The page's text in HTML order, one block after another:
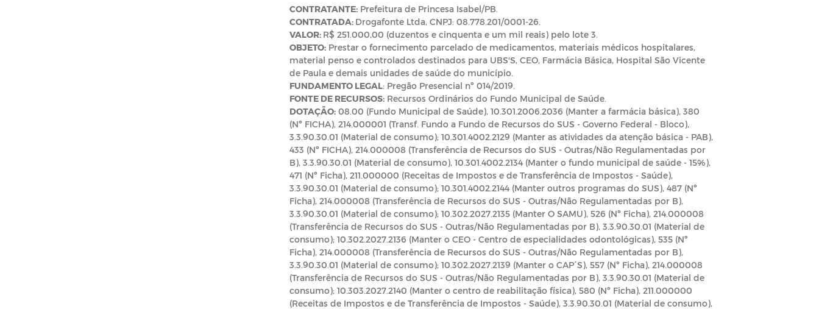
CONTRATANTE:Prefeitura de Princesa Isabel/PB.
CONTRATADA: Drogafonte Ltda, CNPJ: 08.778.201/0001-26.
VALOR: R$ 251.000,00 (duzentos e cinquenta e um mil reais) pelo lote 3.
OBJETO:Prestar o fornecimento parcelado de medicamentos, materiais médicos hospitalares,
material penso e controlados destinados para UBS'S, CEO, Farmácia Básica, Hospital São Vicente
de Paula e demais unidades de saúde do município.
FUNDAMENTO LEGAL: Pregão Presencial nº 014/2019.
FONTE DE RECURSOS:Recursos Ordinários do Fundo Municipal de Saúde.
DOTAÇÃO:08.00 (Fundo Municipal de Saúde), 10.301.2006.2036 (Manter a farmácia básica), 380
(Nº FICHA), 214.000001 (Transf. Fundo a Fundo de Recursos do SUS - Governo Federal - Bloco),
3.3.90.30.01 (Material de consumo); 10.301.4002.2129 (Manter as atividades da atenção básica - PAB),
433 (Nº FICHA), 214.000008 (Transferência de Recursos do SUS - Outras/Não Regulamentadas por
B), 3.3.90.30.01 (Material de consumo), 10.301.4002.2134 (Manter o fundo municipal de saúde - 15%),
471 (Nº Ficha), 211.000000 (Receitas de Impostos e de Transferência de Impostos - Saúde),
3.3.90.30.01 (Material de consumo); 10.301.4002.2144 (Manter outros programas do SUS), 487 (Nº
Ficha), 214.000008 (Transferência de Recursos do SUS - Outras/Não Regulamentadas por B),
3.3.90.30.01 (Material de consumo); 10.302.2027.2135 (Manter O SAMU), 526 (Nº Ficha), 214.000008
(Transferência de Recursos do SUS - Outras/Não Regulamentadas por B), 3.3.90.30.01 (Material de
consumo); 10.302.2027.2136 (Manter o CEO - Centro de especialidades odontológicas), 535 (Nº
Ficha), 214.000008 (Transferência de Recursos do SUS - Outras/Não Regulamentadas por B),
3.3.90.30.01 (Material de consumo); 10.302.2027.2139 (Manter o CAP´S), 557 (Nº Ficha), 214.000008
(Transferência de Recursos do SUS - Outras/Não Regulamentadas por B), 3.3.90.30.01 (Material de
consumo); 10.303.2027.2140 (Manter o centro de reabilitação física), 580 (Nº Ficha), 211.000000
(Receitas de Impostos e de Transferência de Impostos - Saúde), 3.3.90.30.01 (Material de consumo),